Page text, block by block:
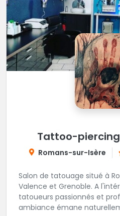
Tattoo-
Romans-sur-Isère
Salon de tatouage situé à
Valence et Grenoble. A
tatoueurs passionnés et
ambiance émane